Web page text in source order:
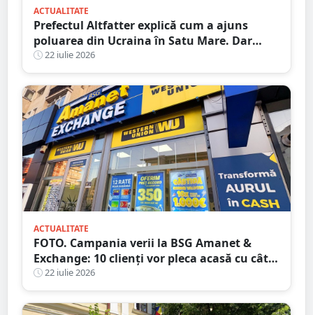
ACTUALITATE
Prefectul Altfatter explică cum a ajuns
poluarea din Ucraina în Satu Mare. Dar
nimic despre RATEUL instituțiilor publice
22 iulie 2026
ACTUALITATE
FOTO. Campania verii la BSG Amanet &
Exchange: 10 clienți vor pleca acasă cu câte
1.000 EURO CASH!
22 iulie 2026